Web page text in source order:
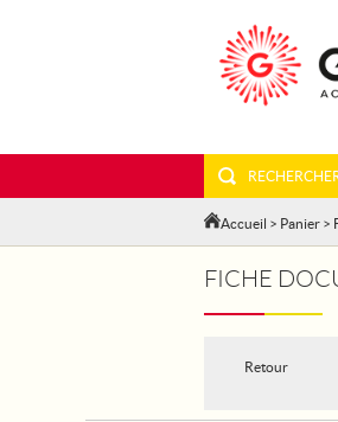
Accueil > Panier >
FICHE
Retour